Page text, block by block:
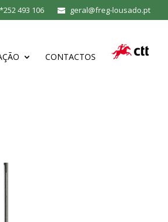
*252 493 106 geral@freg-lousado.pt
CONTACTOS